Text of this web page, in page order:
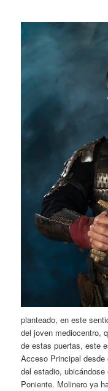
planteado, en este
del joven mediocentro,
de estas puertas, este
Acceso Principal
del estadio,
Poniente. Molinero ya